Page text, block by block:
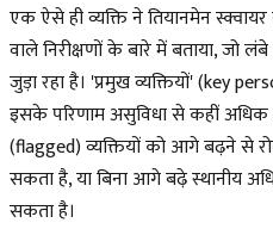
एक ऐसे ही व्यक्ति ने तियानमेन स्क्वायर
वाले निरीक्षणों के बारे में बताया, जो
जुड़ा रहा है। 'प्रमुख व्यक्तियों' (key
इसके परिणाम असुविधा से कहीं अधिक
(flagged) व्यक्तियों को आगे बढ़ने से
सकता है, या बिना आगे बढ़े स्थानीय
सकता है।